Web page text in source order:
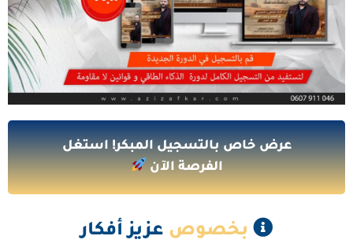
عرض خاص بالتسجيل المبكر! استغل
الفرصة الآن
بخصوص عزيز أفكار